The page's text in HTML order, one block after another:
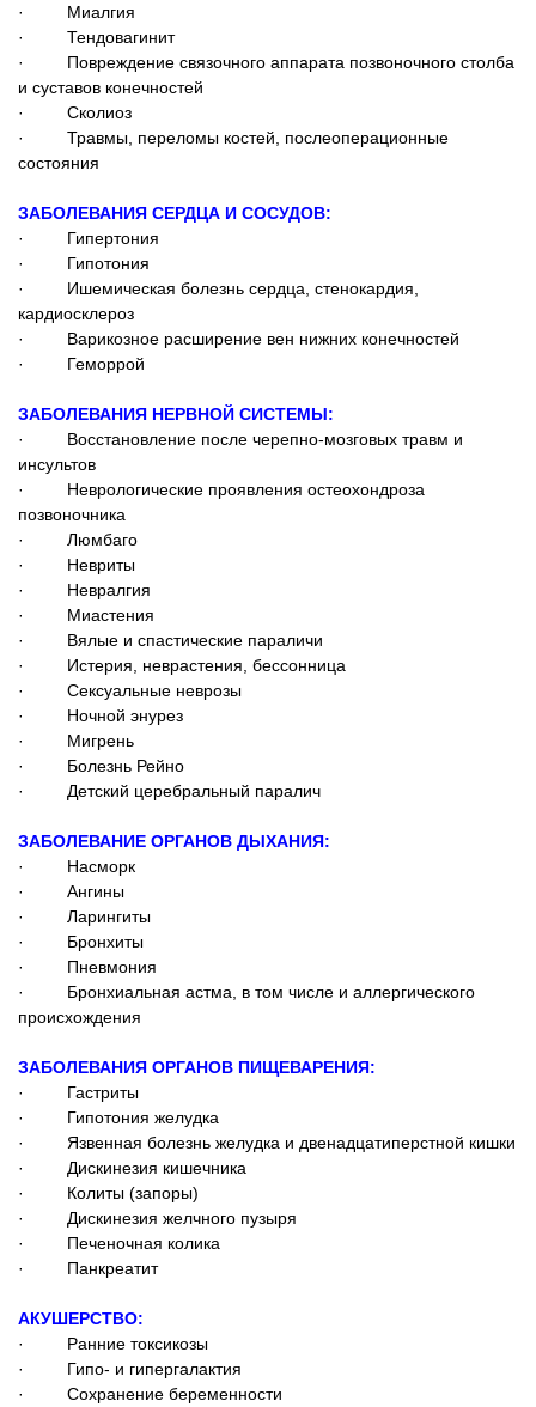
· Миалгия
· Тендовагинит
· Повреждение связочного аппарата позвоночного столба
и суставов конечностей
· Сколиоз
· Травмы, переломы костей, послеоперационные
состояния
ЗАБОЛЕВАНИЯ СЕРДЦА И СОСУДОВ:
· Гипертония
· Гипотония
· Ишемическая болезнь сердца, стенокардия,
кардиосклероз
· Варикозное расширение вен нижних конечностей
· Геморрой
ЗАБОЛЕВАНИЯ НЕРВНОЙ СИСТЕМЫ:
· Восстановление после черепно-мозговых травм и
инсультов
· Неврологические проявления остеохондроза
позвоночника
· Люмбаго
· Невриты
· Невралгия
· Миастения
· Вялые и спастические параличи
· Истерия, неврастения, бессонница
· Сексуальные неврозы
· Ночной энурез
· Мигрень
· Болезнь Рейно
· Детский церебральный паралич
ЗАБОЛЕВАНИЕ ОРГАНОВ ДЫХАНИЯ:
· Насморк
· Ангины
· Ларингиты
· Бронхиты
· Пневмония
· Бронхиальная астма, в том числе и аллергического
происхождения
ЗАБОЛЕВАНИЯ ОРГАНОВ ПИЩЕВАРЕНИЯ:
· Гастриты
· Гипотония желудка
· Язвенная болезнь желудка и двенадцатиперстной кишки
· Дискинезия кишечника
· Колиты (запоры)
· Дискинезия желчного пузыря
· Печеночная колика
· Панкреатит
АКУШЕРСТВО:
· Ранние токсикозы
· Гипо- и гипергалактия
· Сохранение беременности